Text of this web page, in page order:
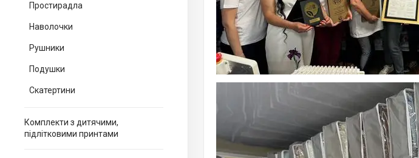
Простирадла
Наволочки
Рушники
Подушки
Скатертини
Комплекти з дитячими,
підлітковими принтами